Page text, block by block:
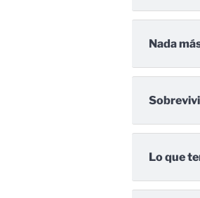
Nada
Lo que